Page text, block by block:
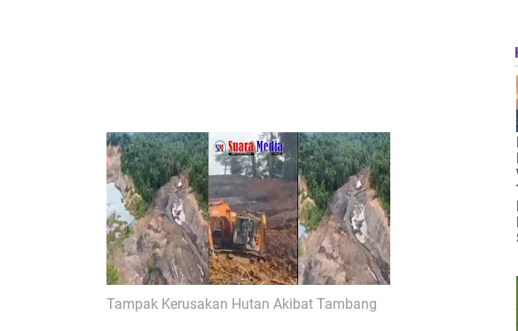
Tampak Kerusakan Hutan Akibat Tambang